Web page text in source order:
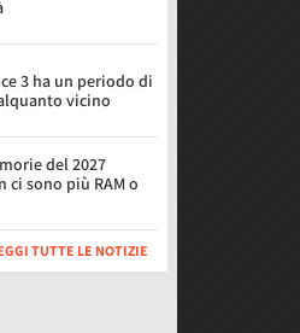
3 ha un periodo di
vicino
del 2027
ci sono più RAM o
TUTTE LE NOTIZIE